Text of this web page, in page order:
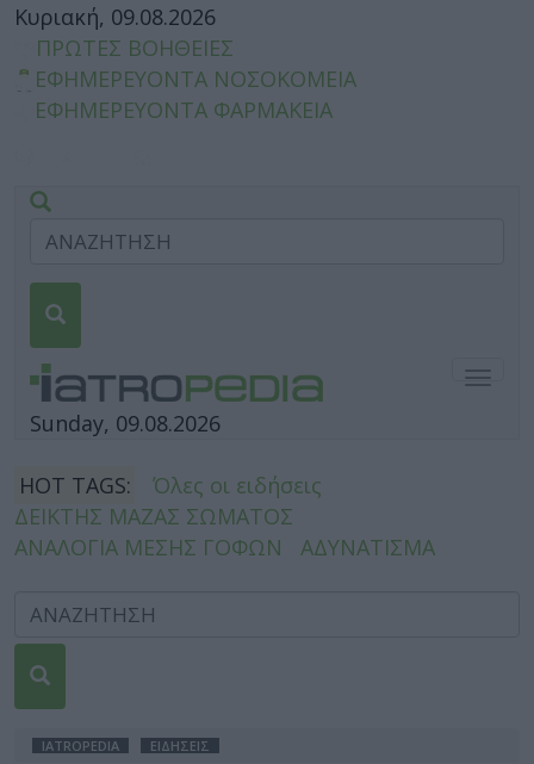
Κυριακή, 09.08.2026
ΠΡΩΤΕΣ ΒΟΗΘΕΙΕΣ
ΕΦΗΜΕΡΕΥΟΝΤΑ ΝΟΣΟΚΟΜΕΙΑ
ΕΦΗΜΕΡΕΥΟΝΤΑ ΦΑΡΜΑΚΕΙΑ
Sunday, 09.08.2026
HOT TAGS:
Όλες οι ειδήσεις
ΔΕΙΚΤΗΣ ΜΑΖΑΣ ΣΩΜΑΤΟΣ
ΑΝΑΛΟΓΙΑ ΜΕΣΗΣ ΓΟΦΩΝ
ΑΔΥΝΑΤΙΣΜΑ
IATROPEDIA ΕΙΔΗΣΕΙΣ